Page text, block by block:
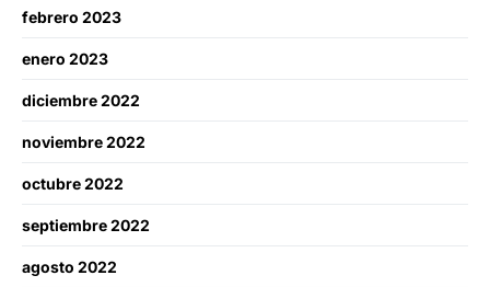
febrero 2023
enero 2023
diciembre 2022
noviembre 2022
octubre 2022
septiembre 2022
agosto 2022